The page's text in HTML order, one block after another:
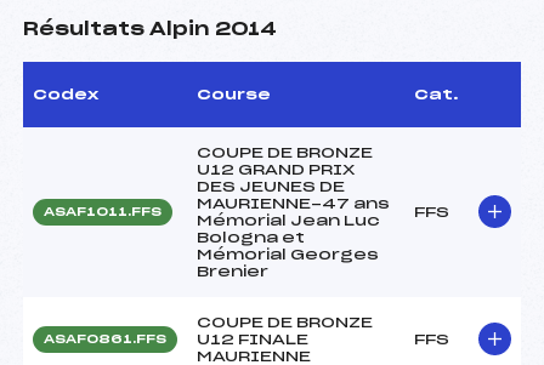
Résultats Alpin 2014
Codex Course Cat.
ASAF1011.FFS
COUPE DE BRONZE
U12 GRAND PRIX
DES JEUNES DE
MAURIENNE-47 ans
Mémorial Jean Luc
Bologna et
Mémorial Georges
Brenier
FFS
ASAF0861.FFS
COUPE DE BRONZE
U12 FINALE
MAURIENNE
FFS